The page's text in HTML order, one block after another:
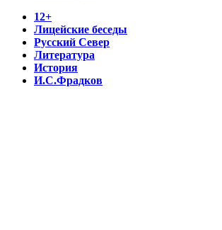
12+
Лицейские беседы
Русский Север
Литература
История
И.С.Фрадков